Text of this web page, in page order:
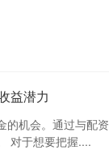
益潜力
的机会。通过与配资
对于想要把握....